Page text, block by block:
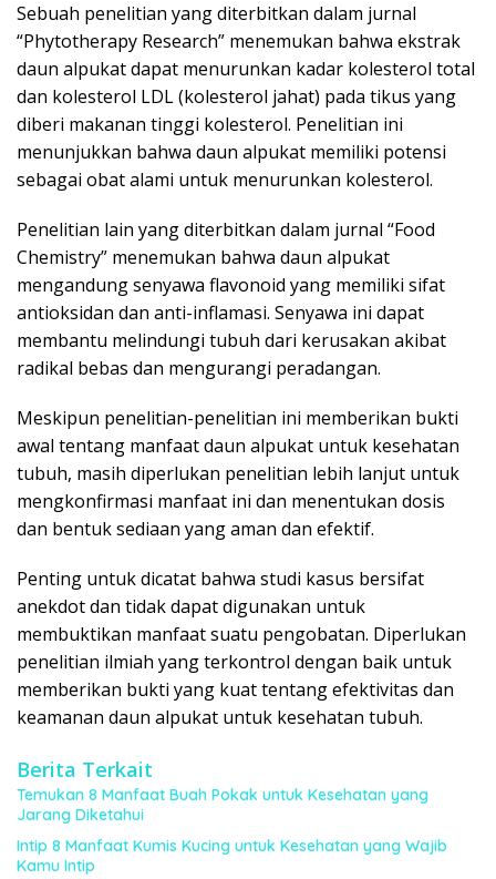
Sebuah penelitian yang diterbitkan dalam jurnal
“Phytotherapy Research” menemukan bahwa ekstrak
daun alpukat dapat menurunkan kadar kolesterol total
dan kolesterol LDL (kolesterol jahat) pada tikus yang
diberi makanan tinggi kolesterol. Penelitian ini
menunjukkan bahwa daun alpukat memiliki potensi
sebagai obat alami untuk menurunkan kolesterol.
Penelitian lain yang diterbitkan dalam jurnal “Food
Chemistry” menemukan bahwa daun alpukat
mengandung senyawa flavonoid yang memiliki sifat
antioksidan dan anti-inflamasi. Senyawa ini dapat
membantu melindungi tubuh dari kerusakan akibat
radikal bebas dan mengurangi peradangan.
Meskipun penelitian-penelitian ini memberikan bukti
awal tentang manfaat daun alpukat untuk kesehatan
tubuh, masih diperlukan penelitian lebih lanjut untuk
mengkonfirmasi manfaat ini dan menentukan dosis
dan bentuk sediaan yang aman dan efektif.
Penting untuk dicatat bahwa studi kasus bersifat
anekdot dan tidak dapat digunakan untuk
membuktikan manfaat suatu pengobatan. Diperlukan
penelitian ilmiah yang terkontrol dengan baik untuk
memberikan bukti yang kuat tentang efektivitas dan
keamanan daun alpukat untuk kesehatan tubuh.
Berita Terkait
Temukan 8 Manfaat Buah Pokak untuk Kesehatan yang
Jarang Diketahui
Intip 8 Manfaat Kumis Kucing untuk Kesehatan yang Wajib
Kamu Intip